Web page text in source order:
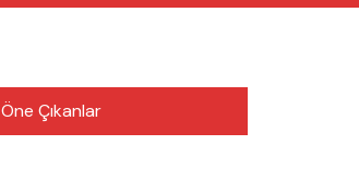
Öne Çıkanlar